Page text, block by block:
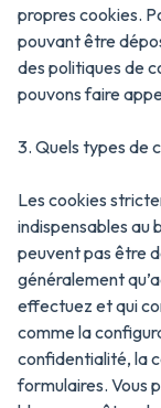
propres cookies.
pouvant être
des politiques de
pouvons faire
3. Quels types de
Les cookies
indispensables au
peuvent pas être
généralement
effectuez et qui
comme la
confidentialité, la
formulaires. Vous